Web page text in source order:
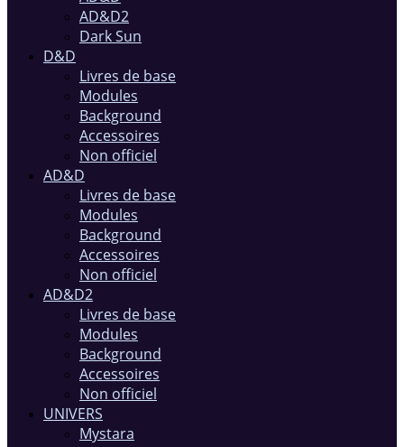
AD&D2
Dark Sun
D&D
Livres de base
Modules
Background
Accessoires
Non officiel
AD&D
Livres de base
Modules
Background
Accessoires
Non officiel
AD&D2
Livres de base
Modules
Background
Accessoires
Non officiel
UNIVERS
Mystara